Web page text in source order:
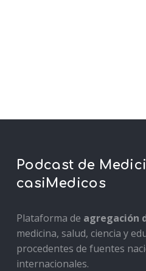
Podcast de
casiMedicos
Plataforma de agregación
medicina, salud, ciencia y
procedentes de fuentes
internacionales.